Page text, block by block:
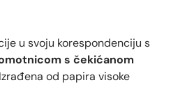
u svoju korespondenciju s
s čekićanom
od papira visoke